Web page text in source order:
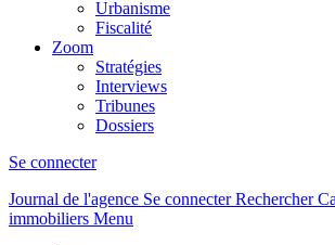
Urbanisme
Fiscalité
Zoom
Stratégies
Interviews
Tribunes
Dossiers
Se connecter
Journal de l'agence Se connecterRechercher
immobiliers Menu